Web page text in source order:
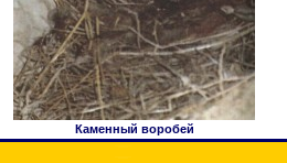
Каменный воробей